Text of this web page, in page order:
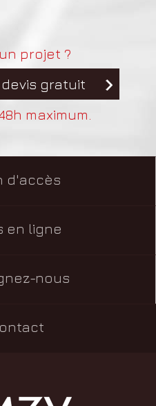
projet ?
gratuit
maximum.
d'accès
en ligne
nous